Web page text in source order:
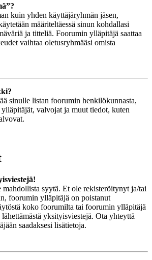
kuin yhden käyttäjäryhmän jäsen,
määriteltäessä sinun kohdallasi
ja titteliä. Foorumin ylläpitäjä saattaa
vaihtaa oletusryhmääsi omista
sinulle listan foorumin henkilökunnasta,
valvojat ja muut tiedot, kuten
mahdollista syytä. Et ole rekisteröitynyt ja/tai
foorumin ylläpitäjä on poistanut
koko foorumilta tai foorumin ylläpitäjä
yksityisviestejä. Ota yhteyttä
saadaksesi lisätietoja.